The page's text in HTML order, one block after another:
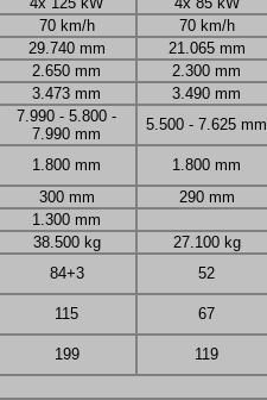
70 km/h
70 km/h
29.740 mm
21.065 mm
2.650 mm
2.300 mm
3.473 mm
3.490 mm
7.990 - 5.800 -
7.990 mm
5.500 - 7.625 mm
1.800 mm
1.800 mm
300 mm
290 mm
1.300 mm
38.500 kg
27.100 kg
84+3 52
115 67
199 119